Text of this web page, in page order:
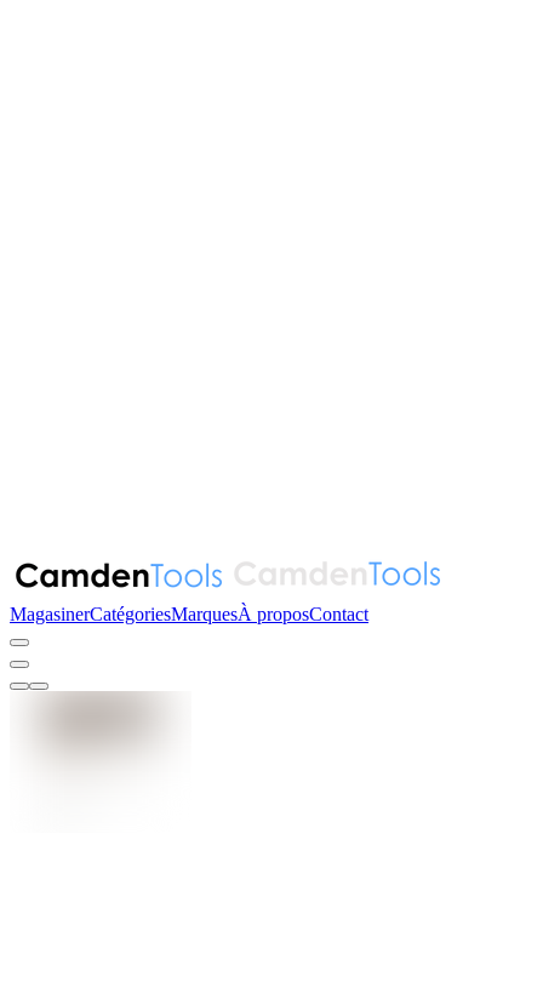
MagasinerCatégoriesMarquesÀ proposContact